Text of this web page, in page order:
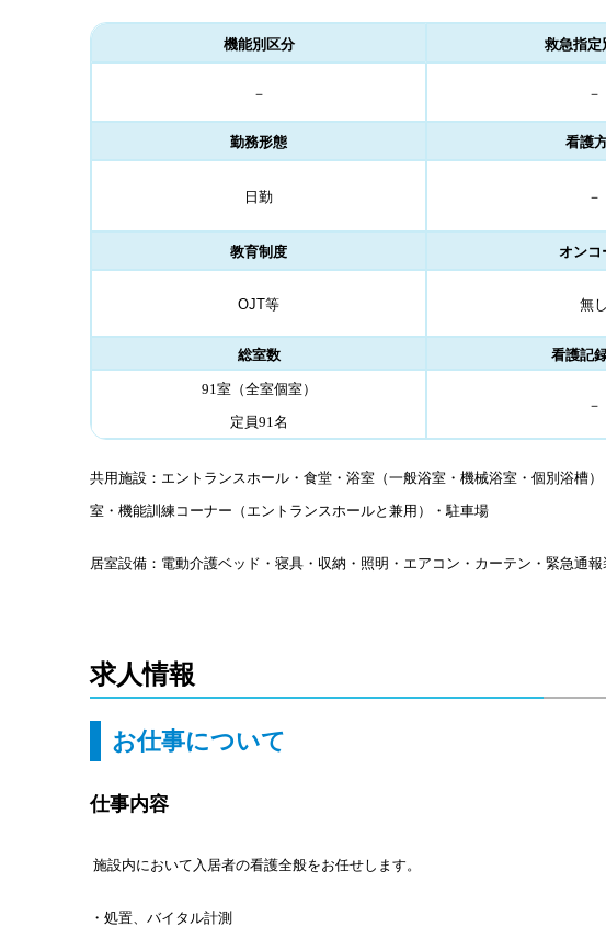
機能別区分 救急指定
－ －
勤務形態 看護
日勤 －
教育制度 オンコ
OJT等 無し
総室数 看護記
91室（全室個室）
定員91名
－
共用施設：エントランスホール・食堂・浴室（一般浴室・機械浴室・個別浴槽
室・機能訓練コーナー（エントランスホールと兼用）・駐車場
居室設備：電動介護ベッド・寝具・収納・照明・エアコン・カーテン・緊急通
求人情報
お仕事について
仕事内容
施設内において入居者の看護全般をお任せします。
・処置、バイタル計測